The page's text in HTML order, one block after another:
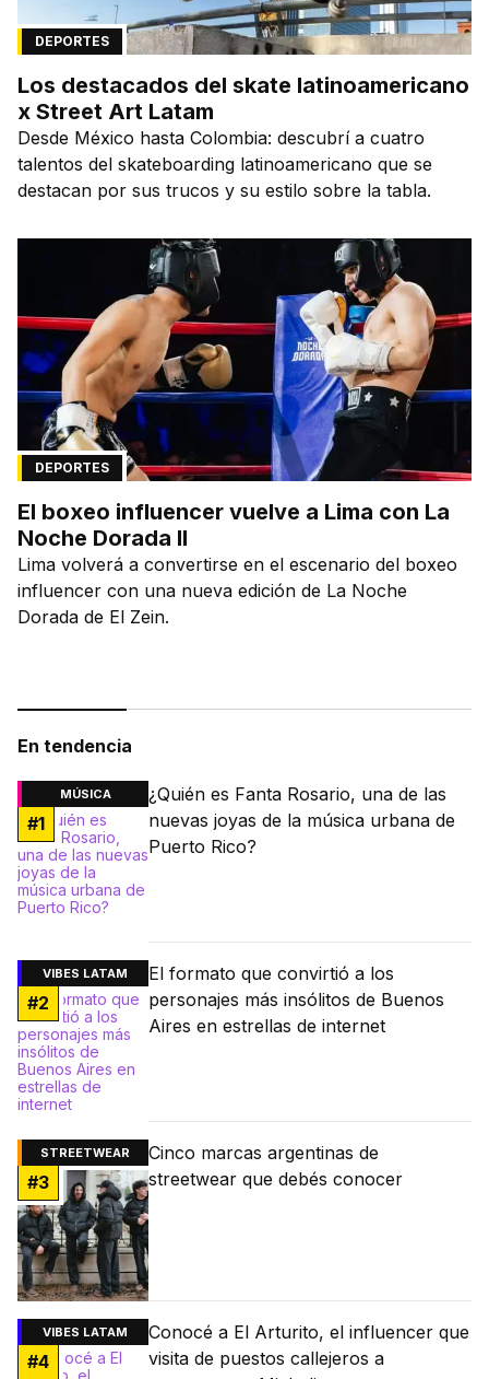
DEPORTES
Los destacados del skate latinoamericano
x Street Art Latam
Desde México hasta Colombia: descubrí a cuatro
talentos del skateboarding latinoamericano que se
destacan por sus trucos y su estilo sobre la tabla.
DEPORTES
El boxeo influencer vuelve a Lima con La
Noche Dorada II
Lima volverá a convertirse en el escenario del boxeo
influencer con una nueva edición de La Noche
Dorada de El Zein.
En tendencia
MÚSICA
#1
¿Quién es Fanta Rosario, una de las
nuevas joyas de la música urbana de
Puerto Rico?
VIBES LATAM
#2
El formato que convirtió a los
personajes más insólitos de Buenos
Aires en estrellas de internet
STREETWEAR
#3
Cinco marcas argentinas de
streetwear que debés conocer
VIBES LATAM
#4
Conocé a El Arturito, el influencer que
visita de puestos callejeros a